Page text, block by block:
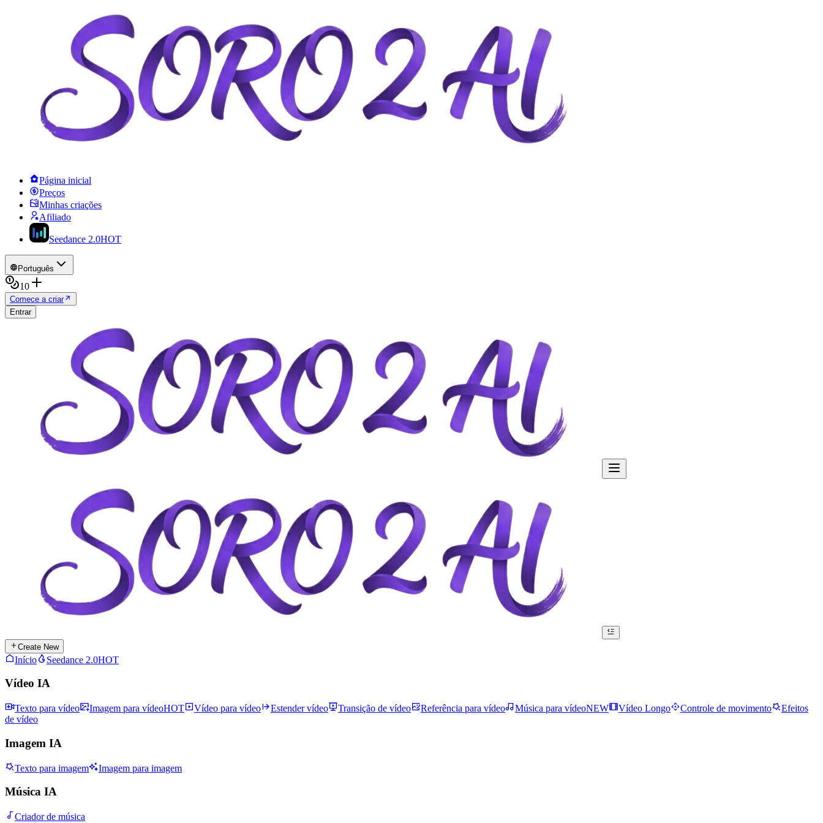
Página inicial
Preços
Minhas criações
Afiliado
Seedance 2.0HOT
Português
10
Comece a criar
Entrar
Create New
Início Seedance 2.0HOT
Vídeo IA
Texto para vídeo Imagem para vídeoHOT Vídeo para vídeo Estender vídeo Transição de vídeo Referência para vídeo Música para vídeoNEW Vídeo Longo Controle de movimento
Efeitos
de vídeo
Imagem IA
Texto para imagem Imagem para imagem
Música IA
Criador de música